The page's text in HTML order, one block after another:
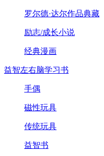
罗尔德·达尔作品典藏
励志/成长小说
经典漫画
益智左右脑学习书
手偶
磁性玩具
传统玩具
益智书